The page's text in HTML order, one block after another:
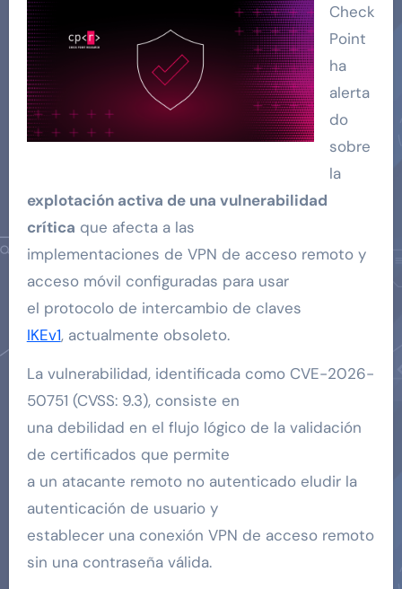
Check
Point
ha
alerta
do
sobre
la
explotación activa de una vulnerabilidad
crítica que afecta a las
implementaciones de VPN de acceso remoto y
acceso móvil configuradas para usar
el protocolo de intercambio de claves
IKEv1, actualmente obsoleto.
La vulnerabilidad, identificada como CVE-2026-
50751 (CVSS: 9.3), consiste en
una debilidad en el flujo lógico de la validación
de certificados que permite
a un atacante remoto no autenticado eludir la
autenticación de usuario y
establecer una conexión VPN de acceso remoto
sin una contraseña válida.